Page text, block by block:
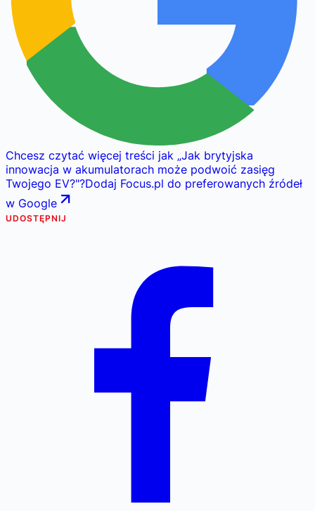
Chcesz czytać więcej treści jak „Jak brytyjska
innowacja w akumulatorach może podwoić zasięg
Twojego EV?"?Dodaj Focus.pl do preferowanych źródeł
w Google
UDOSTĘPNIJ